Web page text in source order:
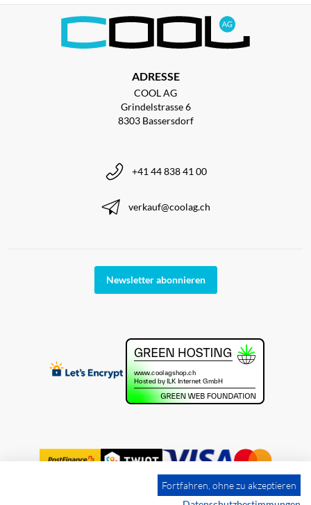
ADRESSE
COOL AG
Grindelstrasse 6
8303 Bassersdorf
+41 44 838 41 00
verkauf@coolag.ch
Newsletter abonnieren
Fortfahren, ohne zu akzeptieren